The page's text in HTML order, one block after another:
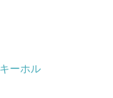
ーホル